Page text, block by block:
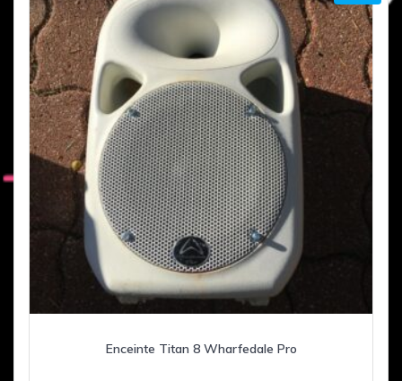
Enceinte Titan 8 Wharfedale Pro